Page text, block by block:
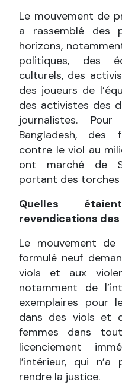
Le mouvement de
a rassemblé des
horizons,
politiques, des
culturels, des
des joueurs de
des activistes des
journalistes.
Bangladesh, des
contre le viol au
ont marché de
portant des
Quelles
revendications
Le mouvement
formulé neuf
viols et aux
notamment de
exemplaires pour
dans des viols et
femmes dans
licenciement
l’intérieur, qui
rendre la justice.